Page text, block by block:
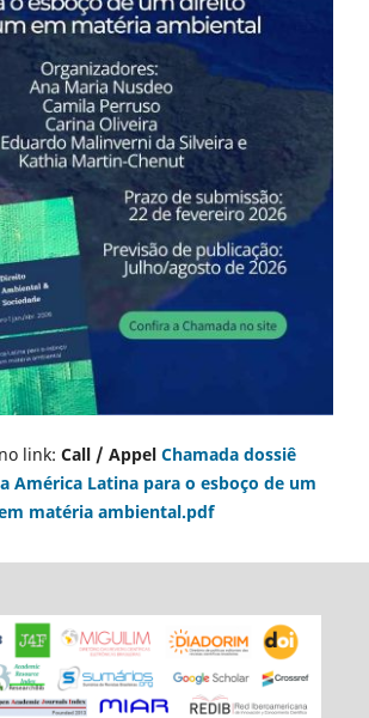
link: Call / Appel Chamada dossiê
América Latina para o esboço de um
matéria ambiental.pdf